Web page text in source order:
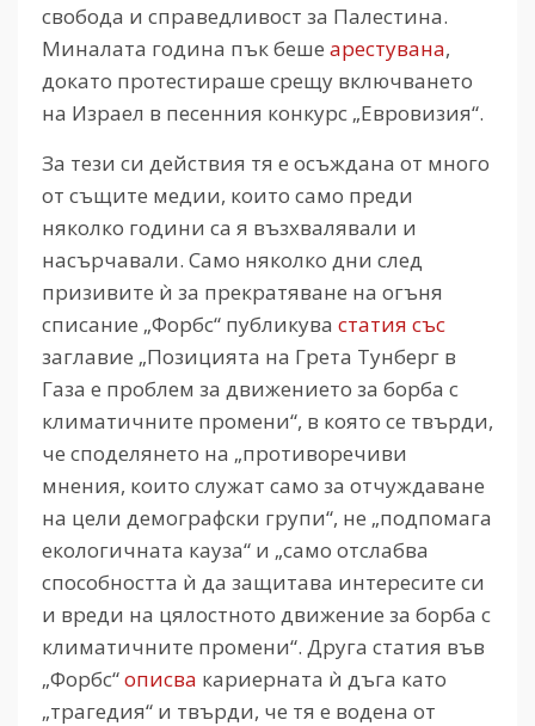
свобода и справедливост за Палестина.
Миналата година пък беше арестувана,
докато протестираше срещу включването
на Израел в песенния конкурс „Евровизия“.
За тези си действия тя е осъждана от много
от същите медии, които само преди
няколко години са я възхвалявали и
насърчавали. Само няколко дни след
призивите ѝ за прекратяване на огъня
списание „Форбс“ публикува статия със
заглавие „Позицията на Грета Тунберг в
Газа е проблем за движението за борба с
климатичните промени“, в която се твърди,
че споделянето на „противоречиви
мнения, които служат само за отчуждаване
на цели демографски групи“, не „подпомага
екологичната кауза“ и „само отслабва
способността ѝ да защитава интересите си
и вреди на цялостното движение за борба с
климатичните промени“. Друга статия във
„Форбс“описва кариерната ѝ дъга като
„трагедия“ и твърди, че тя е водена от